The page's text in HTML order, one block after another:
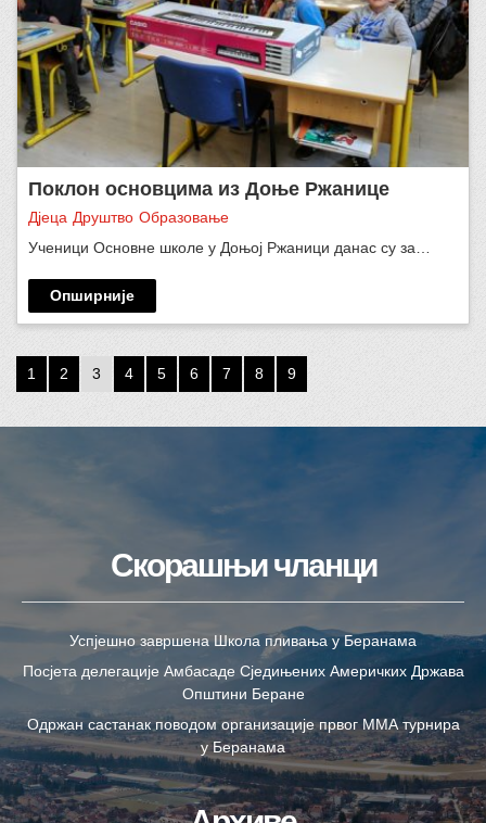
Поклон основцима из Доње Ржанице
Дјеца Друштво Образовање
Ученици Основне школе у Доњој Ржаници данас су за…
Опширније
1 2 3 4 5 6 7 8 9
Скорашњи чланци
Успјешно завршена Школа пливања у Беранама
Посјета делегације Амбасаде Сједињених Америчких Држава
Општини Беране
Одржан састанак поводом организације првог ММА турнира
у Беранама